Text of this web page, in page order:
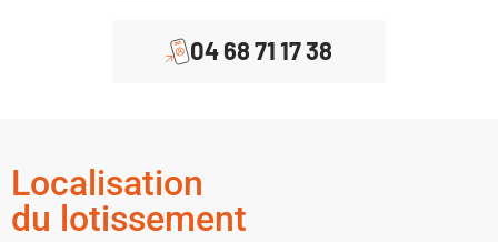
04 68 71 17 38
Localisation
du lotissement